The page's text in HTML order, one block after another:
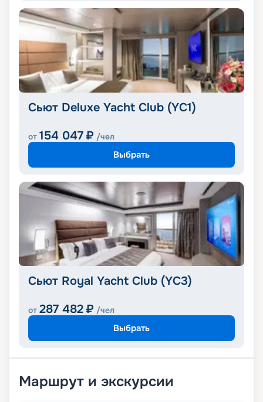
Сьют Deluxe Yacht Club (YC1)
от 154 047 ₽ /чел
Выбрать
Сьют Royal Yacht Club (YC3)
от 287 482 ₽ /чел
Выбрать
Маршрут и экскурсии